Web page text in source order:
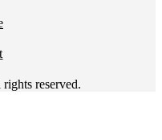
reserved.